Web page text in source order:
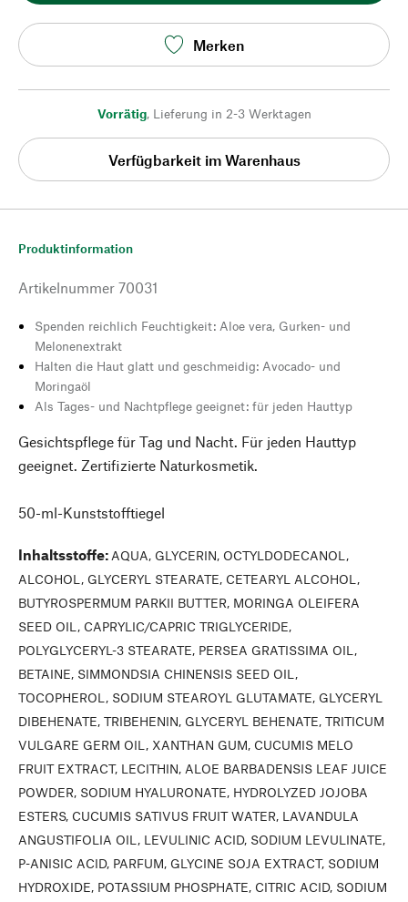
Merken
Vorrätig, Lieferung in 2-3 Werktagen
Verfügbarkeit im Warenhaus
Produktinformation
Artikelnummer 70031
Spenden reichlich Feuchtigkeit: Aloe vera, Gurken- und
Melonenextrakt
Halten die Haut glatt und geschmeidig: Avocado- und
Moringaöl
Als Tages- und Nachtpflege geeignet: für jeden Hauttyp
Gesichtspflege für Tag und Nacht. Für jeden Hauttyp
geeignet. Zertifizierte Naturkosmetik.
50-ml-Kunststofftiegel
Inhaltsstoffe: AQUA, GLYCERIN, OCTYLDODECANOL,
ALCOHOL, GLYCERYL STEARATE, CETEARYL ALCOHOL,
BUTYROSPERMUM PARKII BUTTER, MORINGA OLEIFERA
SEED OIL, CAPRYLIC/CAPRIC TRIGLYCERIDE,
POLYGLYCERYL-3 STEARATE, PERSEA GRATISSIMA OIL,
BETAINE, SIMMONDSIA CHINENSIS SEED OIL,
TOCOPHEROL, SODIUM STEAROYL GLUTAMATE, GLYCERYL
DIBEHENATE, TRIBEHENIN, GLYCERYL BEHENATE, TRITICUM
VULGARE GERM OIL, XANTHAN GUM, CUCUMIS MELO
FRUIT EXTRACT, LECITHIN, ALOE BARBADENSIS LEAF JUICE
POWDER, SODIUM HYALURONATE, HYDROLYZED JOJOBA
ESTERS, CUCUMIS SATIVUS FRUIT WATER, LAVANDULA
ANGUSTIFOLIA OIL, LEVULINIC ACID, SODIUM LEVULINATE,
P-ANISIC ACID, PARFUM, GLYCINE SOJA EXTRACT, SODIUM
HYDROXIDE, POTASSIUM PHOSPHATE, CITRIC ACID, SODIUM